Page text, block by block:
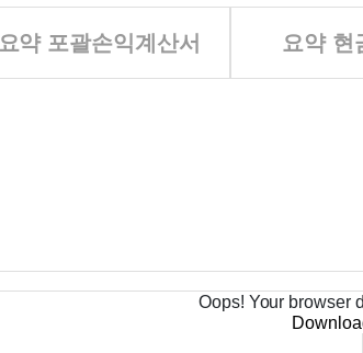
요약 포괄손익계산서 요약 현
Oops! Your browser